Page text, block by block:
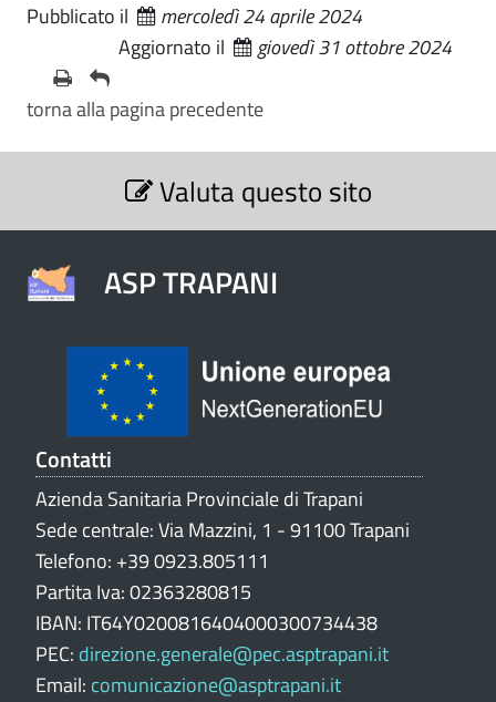
Pubblicato il
mercoledì 24 aprile 2024
Aggiornato il
giovedì 31 ottobre 2024
torna alla pagina precedente
S
Valuta questo sito
ASP TRAPANI
Contatti
Azienda Sanitaria Provinciale di Trapani
Sede centrale: Via Mazzini, 1 - 91100 Trapani
Telefono: +39 0923.805111
Partita Iva: 02363280815
IBAN: IT64Y0200816404000300734438
PEC: direzione.generale@pec.asptrapani.it
Email: comunicazione@asptrapani.it